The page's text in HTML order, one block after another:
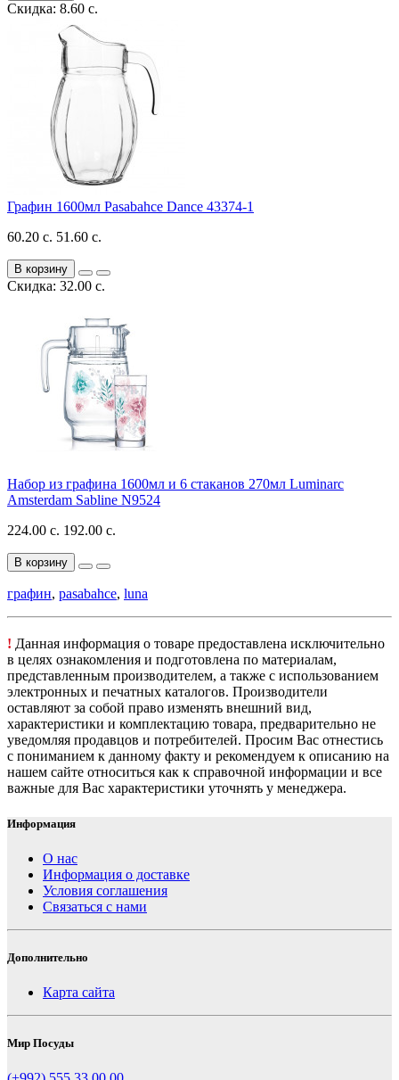
Скидка: 8.60 с.
Графин 1600мл Pasabahce Dance 43374-1
60.20 с. 51.60 с.
В корзину
Скидка: 32.00 с.
Набор из графина 1600мл и 6 стаканов 270мл Luminarc
Amsterdam Sabline N9524
224.00 с. 192.00 с.
В корзину
графин, pasabahce, luna
! Данная информация о товаре предоставлена исключительно
в целях ознакомления и подготовлена по материалам,
представленным производителем, а также с использованием
электронных и печатных каталогов. Производители
оставляют за собой право изменять внешний вид,
характеристики и комплектацию товара, предварительно не
уведомляя продавцов и потребителей. Просим Вас отнестись
с пониманием к данному факту и рекомендуем к описанию на
нашем сайте относиться как к справочной информации и все
важные для Вас характеристики уточнять у менеджера.
Информация
О нас
Информация о доставке
Условия соглашения
Связаться с нами
Дополнительно
Карта сайта
Мир Посуды